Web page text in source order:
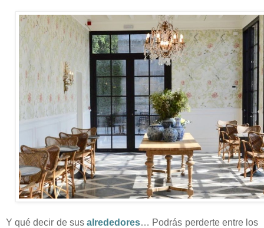
Y qué decir de susalrededores… Podrás perderte entre los